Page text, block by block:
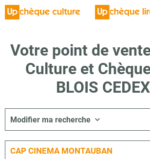
Votre point de
Culture et
BLOIS
Modifier ma recherche
CAP CINEMA MONTAUBAN